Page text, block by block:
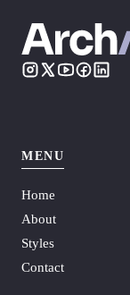
MENU
Home
About
Styles
Contact